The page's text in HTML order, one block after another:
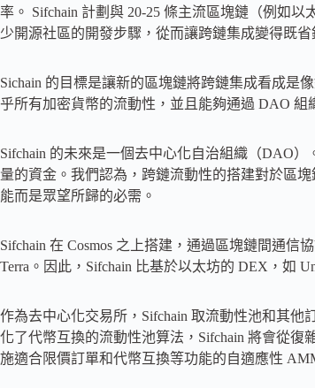
率。 Sifchain 計劃與 20-25 條主流區塊鏈（例如
少開源社區的開發步驟，從而讓跨鏈集成變得既
Sichain 的目標是讓新的區塊鏈將跨鏈集成看成是
乎所有加密貨幣的流動性，並且能夠通過 DAO 組
Sifchain 的未來是一個去中心化自治組織（DAO
量的資金。我們認為，跨鏈流動性的搭建對於區
能而是眾望所歸的必需。
Sifchain 在 Cosmos 之上搭建，通過區塊鏈間通信
Terra。因此，Sifchain 比基於以太坊的 DEX，如
作為去中心化交易所，Sifchain 取流動性池和其
化了代幣互換的流動性池算法，Sifchain 將會從
施適合限價訂單和代幣互換等功能的自適應性